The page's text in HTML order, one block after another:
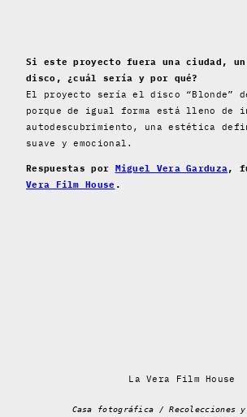
Si este proyecto fuera una ciudad,
disco, ¿cuál sería y por qué?
El proyecto sería el disco “Blonde”
porque de igual forma está lleno de
autodescubrimiento, una estética
suave y emocional.
Respuestas por Miguel Vera Garduza,
Vera Film House .
La Vera Film House
Casa fotográfica / Recolecciones